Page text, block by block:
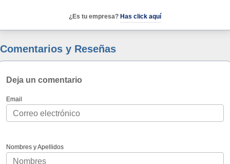
¿Es tu empresa? Has click aquí
Comentarios y Reseñas
Deja un comentario
Email
Nombres y Apellidos